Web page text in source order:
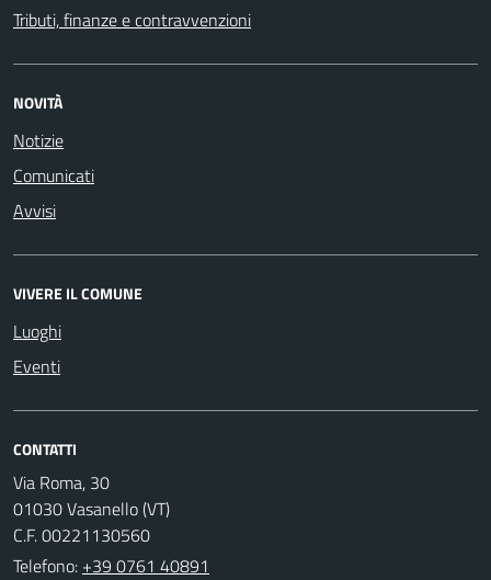
Tributi, finanze e contravvenzioni
NOVITÀ
Notizie
Comunicati
Avvisi
VIVERE IL COMUNE
Luoghi
Eventi
CONTATTI
Via Roma, 30
01030 Vasanello (VT)
C.F. 00221130560
Telefono: +39 0761 40891